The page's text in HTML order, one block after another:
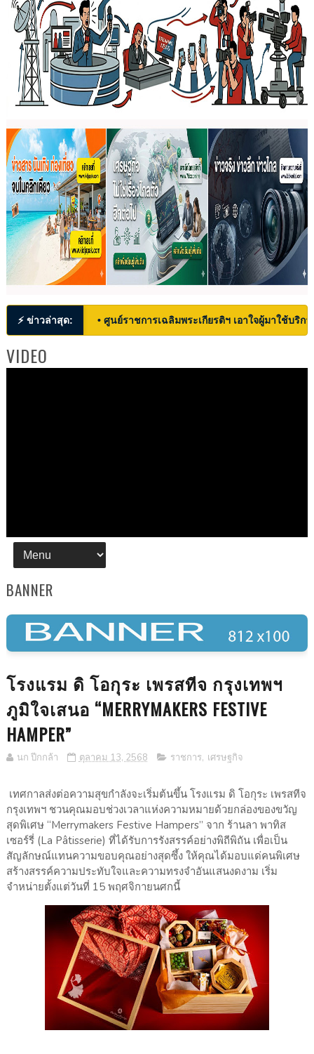
⚡ ข่าวล่าสุด: • ศูนย์ราชการเฉลิมพระเกียรติฯ เอาใจผู้มาใช้บริก
VIDEO
BANNER
โรงแรม ดิ โอกุระ เพรสทีจ กรุงเทพฯ
ภูมิใจเสนอ “MERRYMAKERS FESTIVE
HAMPER”
นก ปีกกล้า ตุลาคม 13, 2568 ราชการ, เศรษฐกิจ
เทศกาลส่งต่อความสุขกำลังจะเริ่มต้นขึ้น โรงแรม ดิ โอกุระ เพรสทีจ
กรุงเทพฯ ชวนคุณมอบช่วงเวลาแห่งความหมายด้วยกล่องของขวัญ
สุดพิเศษ “Merrymakers Festive Hampers” จาก ร้านลา พาทิส
เซอร์รี่ (La Pâtisserie) ที่ได้รับการรังสรรค์อย่างพิถีพิถัน เพื่อเป็น
สัญลักษณ์แทนความขอบคุณอย่างสุดซึ้ง ให้คุณได้มอบแด่คนพิเศษ
สร้างสรรค์ความประทับใจและความทรงจำอันแสนงดงาม เริ่ม
จำหน่ายตั้งแต่วันที่ 15 พฤศจิกายนศกนี้